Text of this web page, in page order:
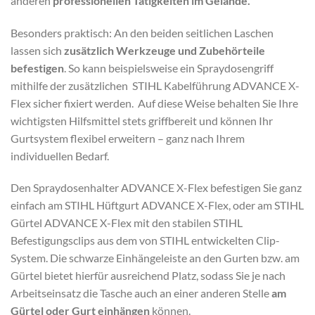
Besonders praktisch: An den beiden seitlichen Laschen
lassen sich zusätzlich Werkzeuge und Zubehörteile
befestigen . So kann beispielsweise ein Spraydosengriff
mithilfe der zusätzlichen STIHL Kabelführung ADVANCE X-
Flex sicher fixiert werden. Auf diese Weise behalten Sie Ihre
wichtigsten Hilfsmittel stets griffbereit und können Ihr
Gurtsystem flexibel erweitern – ganz nach Ihrem
individuellen Bedarf.
Den Spraydosenhalter ADVANCE X-Flex befestigen Sie ganz
einfach am STIHL Hüftgurt ADVANCE X-Flex, oder am STIHL
Gürtel ADVANCE X-Flex mit den stabilen STIHL
Befestigungsclips aus dem von STIHL entwickelten Clip-
System. Die schwarze Einhängeleiste an den Gurten bzw. am
Gürtel bietet hierfür ausreichend Platz, sodass Sie je nach
Arbeitseinsatz die Tasche auch an einer anderen Stelleam
Gürtel oder Gurt einhängen können.